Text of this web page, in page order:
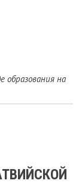
образования на